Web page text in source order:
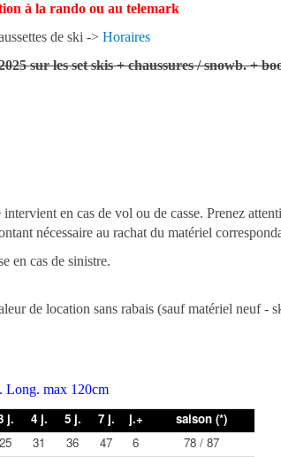
à la rando ou au telemark
de ski -> Horaires
sur les set skis + chaussures / snowb. +
en cas de vol ou de casse. Prenez
nécessaire au rachat du matériel
en cas de sinistre.
de location sans rabais (sauf matériel neuf -
Long. max 120cm
j. 4 j. 5 j. 7 j. j.+
saison (*)
25 31 36 47 6
78 / 87